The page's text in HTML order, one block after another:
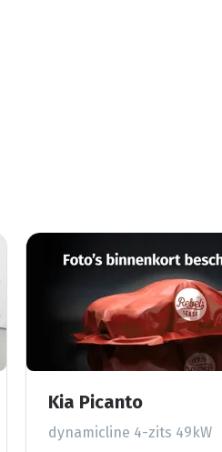
Kia Picanto
dynamicline 4-zits 49kW